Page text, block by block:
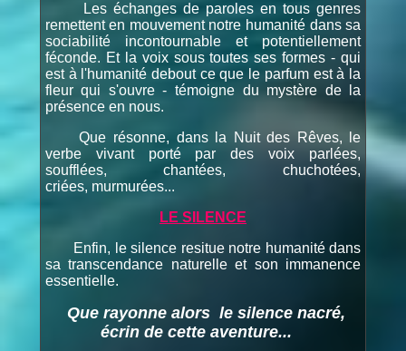
Les échanges de paroles en tous genres
remettent en mouvement notre humanité dans sa
sociabilité incontournable et potentiellement
féconde. Et la voix sous toutes ses formes - qui
est à l'humanité debout ce que le parfum est à la
fleur qui s'ouvre - témoigne du mystère de la
présence en nous.
Que résonne, dans la Nuit des Rêves, le
verbe vivant porté par des voix parlées,
soufflées, chantées, chuchotées,
criées, murmurées...
LE SILENCE
Enfin, le silence resitue notre humanité dans
sa transcendance naturelle et son immanence
essentielle.
Que rayonne alors le silence nacré,
écrin de cette aventure...